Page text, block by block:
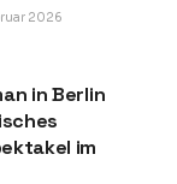
2026
in Berlin
im